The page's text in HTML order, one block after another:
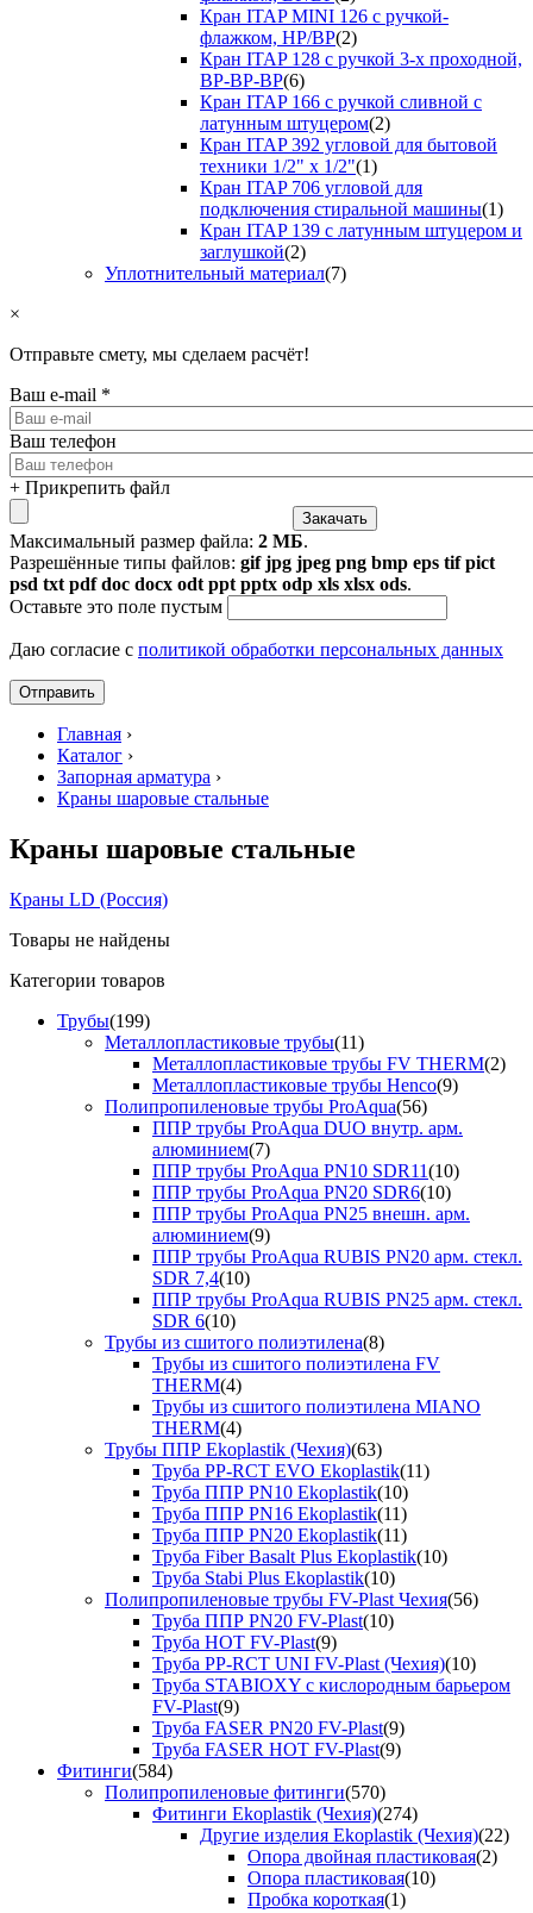
Кран ITAP MINI 126 с ручкой-
флажком, НР/ВР(2)
Кран ITAP 128 с ручкой 3-х проходной,
ВР-ВР-ВР(6)
Кран ITAP 166 с ручкой сливной с
латунным штуцером(2)
Кран ITAP 392 угловой для бытовой
техники 1/2" х 1/2"(1)
Кран ITAP 706 угловой для
подключения стиральной машины(1)
Кран ITAP 139 с латунным штуцером и
заглушкой(2)
Уплотнительный материал(7)
×
Отправьте смету, мы сделаем расчёт!
Ваш e-mail *
Ваш телефон
+ Прикрепить файл
Максимальный размер файла: 2 МБ.
Разрешённые типы файлов: gif jpg jpeg png bmp eps tif pict
psd txt pdf doc docx odt ppt pptx odp xls xlsx ods.
Оставьте это поле пустым
Даю согласие с политикой обработки персональных данных
Главная ›
Каталог ›
Запорная арматура ›
Краны шаровые стальные
Краны шаровые стальные
Краны LD (Россия)
Товары не найдены
Категории товаров
Трубы(199)
Металлопластиковые трубы(11)
Металлопластиковые трубы FV THERM(2)
Металлопластиковые трубы Henco(9)
Полипропиленовые трубы ProAqua(56)
ППР трубы ProAqua DUO внутр. арм.
алюминием(7)
ППР трубы ProAqua PN10 SDR11(10)
ППР трубы ProAqua PN20 SDR6(10)
ППР трубы ProAqua PN25 внешн. арм.
алюминием(9)
ППР трубы ProAqua RUBIS PN20 арм. стекл.
SDR 7,4(10)
ППР трубы ProAqua RUBIS PN25 арм. стекл.
SDR 6(10)
Трубы из сшитого полиэтилена(8)
Трубы из сшитого полиэтилена FV
THERM(4)
Трубы из сшитого полиэтилена MIANO
THERM(4)
Трубы ППР Ekoplastik (Чехия)(63)
Труба PP-RCT EVO Ekoplastik(11)
Труба ППР PN10 Ekoplastik(10)
Труба ППР PN16 Ekoplastik(11)
Труба ППР PN20 Ekoplastik(11)
Труба Fiber Basalt Plus Ekoplastik(10)
Труба Stabi Plus Ekoplastik(10)
Полипропиленовые трубы FV-Plast Чехия(56)
Труба ППР PN20 FV-Plast(10)
Труба HOT FV-Plast(9)
Труба PP-RCT UNI FV-Plast (Чехия)(10)
Труба STABIOXY с кислородным барьером
FV-Plast(9)
Труба FASER PN20 FV-Plast(9)
Труба FASER HOT FV-Plast(9)
Фитинги(584)
Полипропиленовые фитинги(570)
Фитинги Ekoplastik (Чехия)(274)
Другие изделия Ekoplastik (Чехия)(22)
Опора двойная пластиковая(2)
Опора пластиковая(10)
Пробка короткая(1)